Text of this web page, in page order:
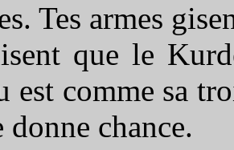
Tes armes
que le
est comme sa
donne chance.